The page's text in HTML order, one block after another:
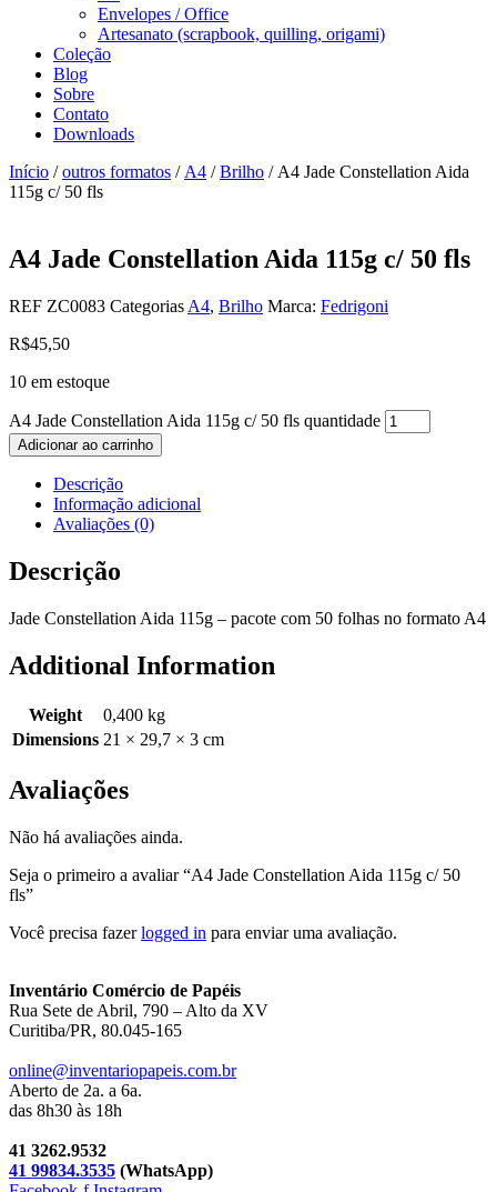
Envelopes / Office
Artesanato (scrapbook, quilling, origami)
Coleção
Blog
Sobre
Contato
Downloads
Início /outros formatos / A4 /Brilho / A4 Jade Constellation Aida
115g c/ 50 fls
A4 Jade Constellation Aida 115g c/ 50 fls
REF ZC0083 Categorias A4, Brilho Marca: Fedrigoni
R$45,50
10 em estoque
A4 Jade Constellation Aida 115g c/ 50 fls quantidade
Adicionar ao carrinho
Descrição
Informação adicional
Avaliações (0)
Descrição
Jade Constellation Aida 115g – pacote com 50 folhas no formato A4
Additional Information
Weight
0,400 kg
Dimensions 21 × 29,7 × 3 cm
Avaliações
Não há avaliações ainda.
Seja o primeiro a avaliar “A4 Jade Constellation Aida 115g c/ 50
fls”
Você precisa fazerlogged in para enviar uma avaliação.
Inventário Comércio de Papéis
Rua Sete de Abril, 790 – Alto da XV
Curitiba/PR, 80.045-165
online@inventariopapeis.com.br
Aberto de 2a. a 6a.
das 8h30 às 18h
41 3262.9532
41 99834.3535 (WhatsApp)